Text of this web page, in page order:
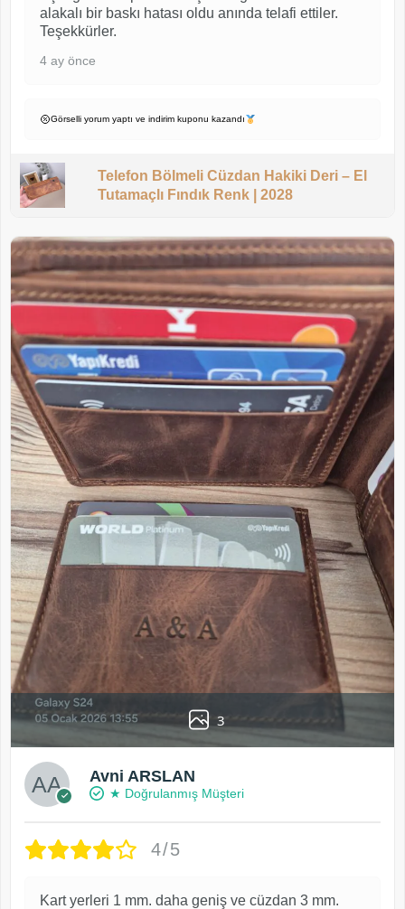
alakalı bir baskı hatası oldu anında telafi ettiler.
Teşekkürler.
4 ay önce
Görselli yorum yaptı ve indirim kuponu kazandı
Telefon Bölmeli Cüzdan Hakiki Deri – El
Tutamaçlı Fındık Renk | 2028
3
Avni ARSLAN
★ Doğrulanmış Müşteri
4/5
Kart yerleri 1 mm. daha geniş ve cüzdan 3 mm.